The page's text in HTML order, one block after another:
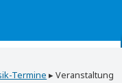
Termine ▸Veranstaltung